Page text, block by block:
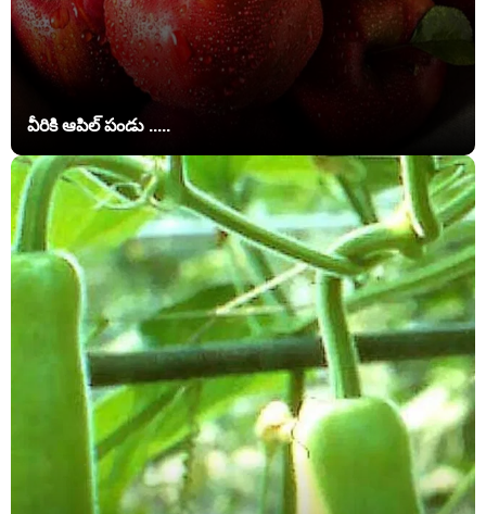
వీరికి ఆపిల్ పండు .....